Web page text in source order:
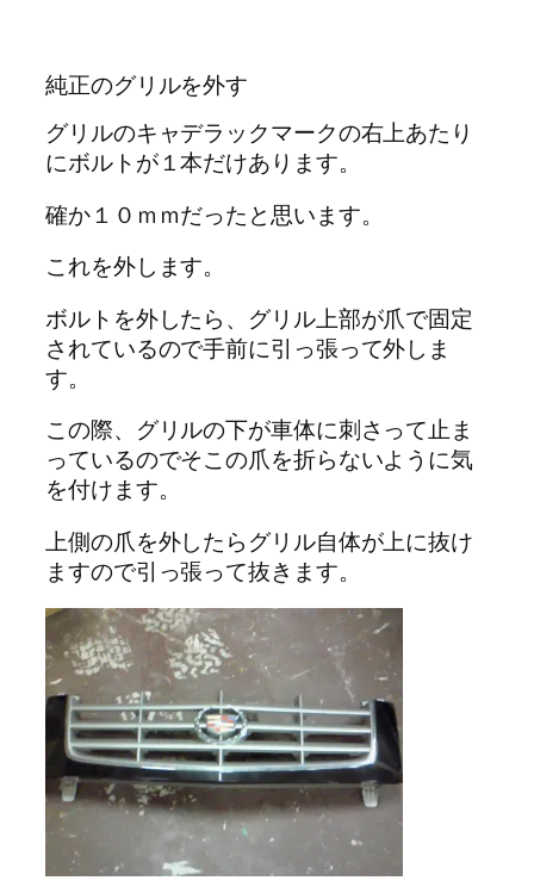
純正のグリルを外す
グリルのキャデラックマークの右上あたり
にボルトが１本だけあります。
確か１０ｍｍだったと思います。
これを外します。
ボルトを外したら、グリル上部が爪で固定
されているので手前に引っ張って外しま
す。
この際、グリルの下が車体に刺さって止ま
っているのでそこの爪を折らないように気
を付けます。
上側の爪を外したらグリル自体が上に抜け
ますので引っ張って抜きます。